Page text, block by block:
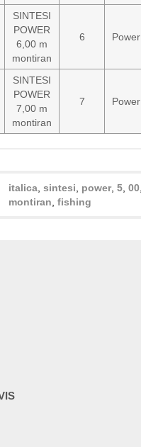
SINTESI
POWER
6,00 m
montiran
6 Power
SINTESI
POWER
7,00 m
montiran
7 Power
italica sintesi power, 5 00
montiran fishing